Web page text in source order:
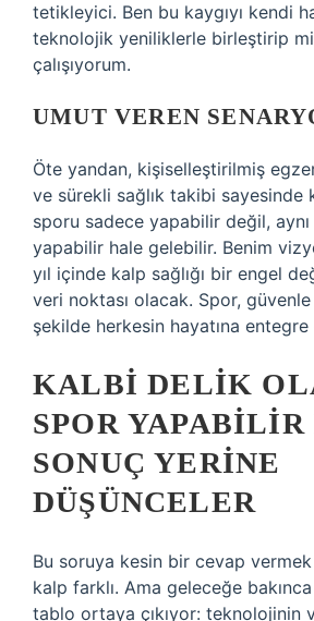
tetikleyici. Ben bu kaygıyı kendi
teknolojik yeniliklerle birleştirip
çalışıyorum.
UMUT VEREN
Öte yandan, kişiselleştirilmiş
ve sürekli sağlık takibi sayesinde
sporu sadece yapabilir değil,
yapabilir hale gelebilir. Benim
yıl içinde kalp sağlığı bir engel
veri noktası olacak. Spor,
şekilde herkesin hayatına
KALBI DELIK
SPOR YAPABILIR
SONUÇ YERINE
DÜŞÜNCELER
Bu soruya kesin bir cevap
kalp farklı. Ama geleceğe
tablo ortaya çıkıyor: teknolojinin